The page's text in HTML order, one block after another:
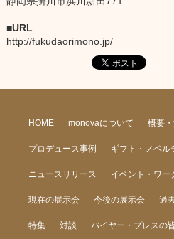
URL
http://fukudaorimono.jp/
HOME monovaについて 概要
プロデュース事例 ギフト・ノベル
ニュースリリース イベント・ワー
現在の展示会 今後の展示会 過
特集 対談 バイヤー・プレスの